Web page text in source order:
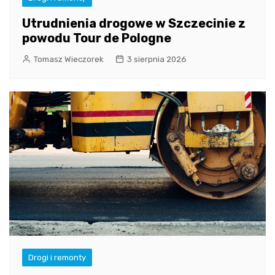
Utrudnienia drogowe w Szczecinie z
powodu Tour de Pologne
Tomasz Wieczorek 3 sierpnia 2026
Drogi i remonty